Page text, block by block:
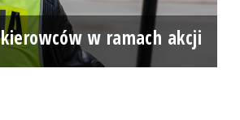
w ramach akcji